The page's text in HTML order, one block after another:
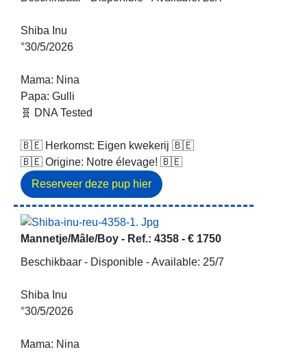
Shiba Inu
°30/5/2026
Mama: Nina
Papa: Gulli
🧬 DNA Tested
🇧🇪 Herkomst: Eigen kwekerij 🇧🇪
🇧🇪 Origine: Notre élevage! 🇧🇪
Mannetje/Mâle/Boy - Ref.: 4358 - € 1750
Beschikbaar - Disponible - Available: 25/7
Shiba Inu
°30/5/2026
Mama: Nina